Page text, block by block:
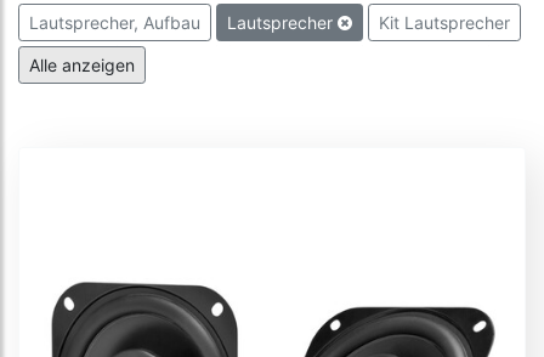
Lautsprecher, Aufbau Lautsprecher Kit Lautsprecher
Verstärker
Alle anzeigen